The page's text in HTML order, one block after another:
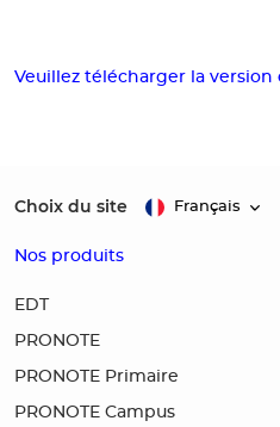
Veuillez télécharger la version
Choix du site Français
Nos produits
EDT
PRONOTE
PRONOTE Primaire
PRONOTE Campus